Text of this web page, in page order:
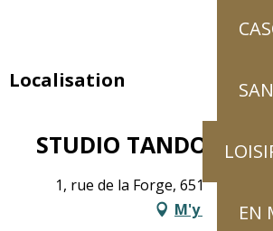
EN
Localisation
STUDIO TANDOORI
1, rue de la Forge, 65120 Luz-
M'y rendre